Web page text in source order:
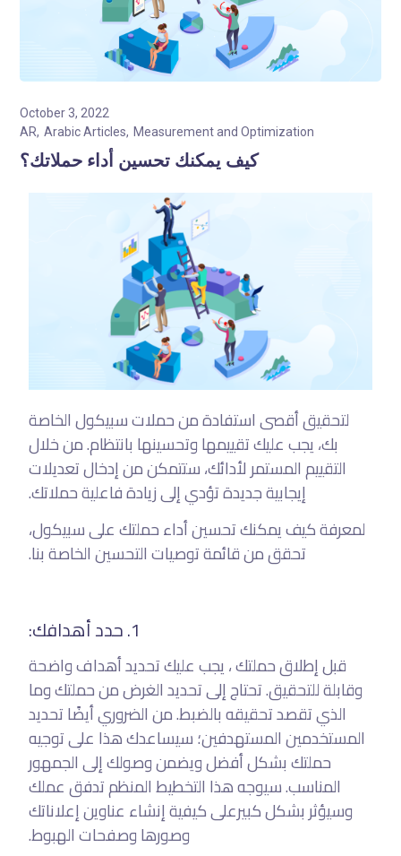
October 3, 2022
AR Arabic Articles Measurement and Optimization
كيف يمكنك تحسين أداء حملاتك؟
لتحقيق أقصى استفادة من حملات سبيكول الخاصة
بك، يجب عليك تقييمها وتحسينها بانتظام. من خلال
التقييم المستمر لأدائك، ستتمكن من إدخال تعديلات
إيجابية جديدة تؤدي إلى زيادة فاعلية حملاتك.
لمعرفة كيف يمكنك تحسين أداء حملتك على سبيكول،
تحقق من قائمة توصيات التحسين الخاصة بنا.
1. حدد أهدافك:
قبل إطلاق حملتك ، يجب عليك تحديد أهداف واضحة
وقابلة للتحقيق. تحتاج إلى تحديد الغرض من حملتك وما
الذي تقصد تحقيقه بالضبط. من الضروري أيضًا تحديد
المستخدمين المستهدفين؛ سيساعدك هذا على توجيه
حملتك بشكل أفضل ويضمن وصولك إلى الجمهور
المناسب. سيوجه هذا التخطيط المنظم تدفق عملك
وسيؤثر بشكل كبيرعلى كيفية إنشاء عناوين إعلاناتك
وصورها وصفحات الهبوط.